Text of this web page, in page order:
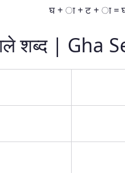
घ + ा + ट + ा =
शब्द | Gha